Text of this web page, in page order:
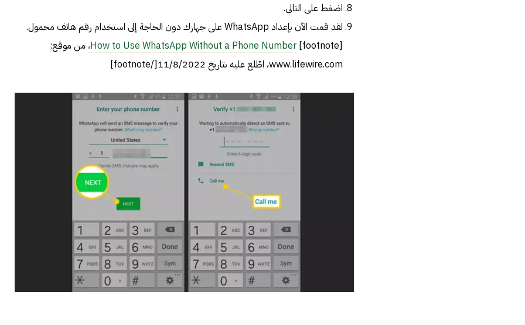
اضغط على التالي.
لقد قمت الآن بإعداد WhatsApp على جهازك دون الحاجة إلى استخدام رقم هاتف محمول.
[footnote]
How to Use WhatsApp Without a Phone Number، من موقع:
www.lifewire.com، اطّلع عليه بتاريخ 11/8/2022[/footnote]